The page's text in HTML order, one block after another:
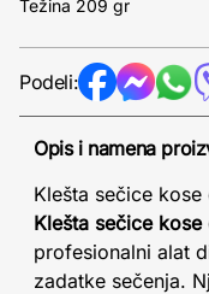
Težina 209 gr
Podeli:
Opis i namena
Klešta sečice kose
Klešta sečice kose
profesionalni alat
zadatke sečenja.